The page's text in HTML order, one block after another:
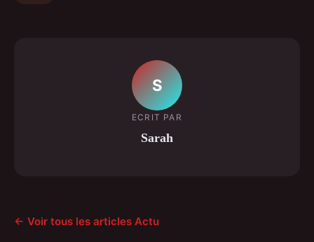
S
ECRIT PAR
Sarah
← Voir tous les articles Actu